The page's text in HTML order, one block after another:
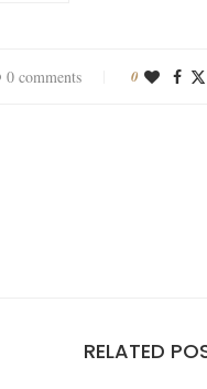
0 comments 0
RELATED